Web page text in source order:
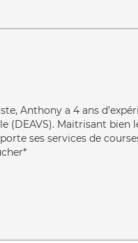
Anthony a 4 ans
(DEAVS). Maitrisant
ses services de